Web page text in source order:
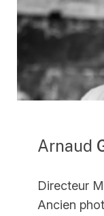
Arnaud
Directeur
Ancien